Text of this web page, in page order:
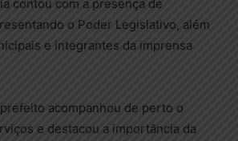
contou com a presença de
o Poder Legislativo, além
e integrantes da imprensa
acompanhou de perto o
e destacou a importância da